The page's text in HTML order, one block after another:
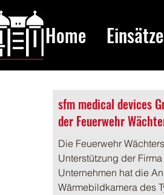
Home Einsätze
sfm medical devices
der Feuerwehr
Die Feuerwehr
Unterstützung der Firma
Unternehmen hat die
Wärmebildkamera des